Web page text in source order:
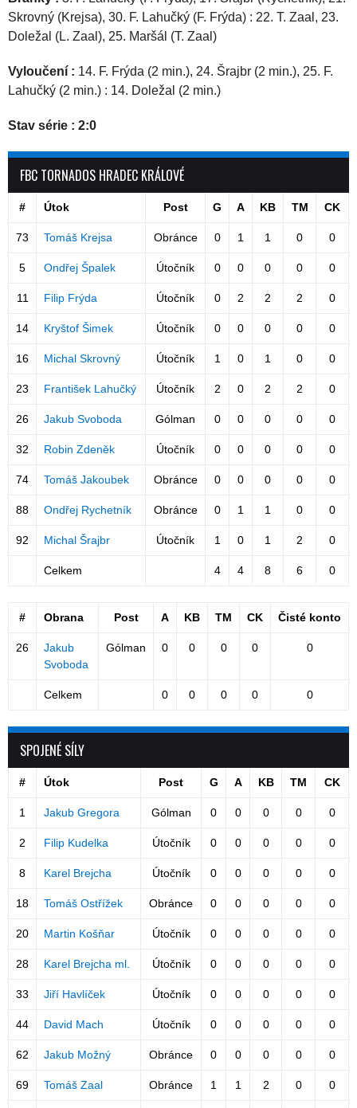
Skrovný (Krejsa), 30. F. Lahučký (F. Frýda) : 22. T. Zaal, 23.
Doležal (L. Zaal), 25. Maršál (T. Zaal)
Vyloučení : 14. F. Frýda (2 min.), 24. Šrajbr (2 min.), 25. F.
Lahučký (2 min.) : 14. Doležal (2 min.)
Stav série : 2:0
FBC TORNADOS HRADEC KRÁLOVÉ
# Útok Post G A KB TM CK
73 Tomáš Krejsa Obránce 0 1 1 0 0
5 Ondřej Špalek Útočník 0 0 0 0 0
11 Filip Frýda Útočník 0 2 2 2 0
14 Kryštof Šimek Útočník 0 0 0 0 0
16 Michal Skrovný Útočník 1 0 1 0 0
23 František Lahučký Útočník 2 0 2 2 0
26 Jakub Svoboda Gólman 0 0 0 0 0
32 Robin Zdeněk Útočník 0 0 0 0 0
74 Tomáš Jakoubek Obránce 0 0 0 0 0
88 Ondřej Rychetník Obránce 0 1 1 0 0
92 Michal Šrajbr Útočník 1 0 1 2 0
Celkem 4 4 8 6 0
# Obrana Post A KB TM CK Čisté konto
26
Jakub
Svoboda
Gólman 0 0 0 0 0
Celkem 0 0 0 0 0
SPOJENÉ SÍLY
# Útok Post G A KB TM CK
1 Jakub Gregora Gólman 0 0 0 0 0
2 Filip Kudelka Útočník 0 0 0 0 0
8 Karel Brejcha Útočník 0 0 0 0 0
18 Tomáš Ostřížek Obránce 0 0 0 0 0
20 Martin Košňar Útočník 0 0 0 0 0
28 Karel Brejcha ml. Útočník 0 0 0 0 0
33 Jiří Havlíček Útočník 0 0 0 0 0
44 David Mach Útočník 0 0 0 0 0
62 Jakub Možný Obránce 0 0 0 0 0
69 Tomáš Zaal Obránce 1 1 2 0 0